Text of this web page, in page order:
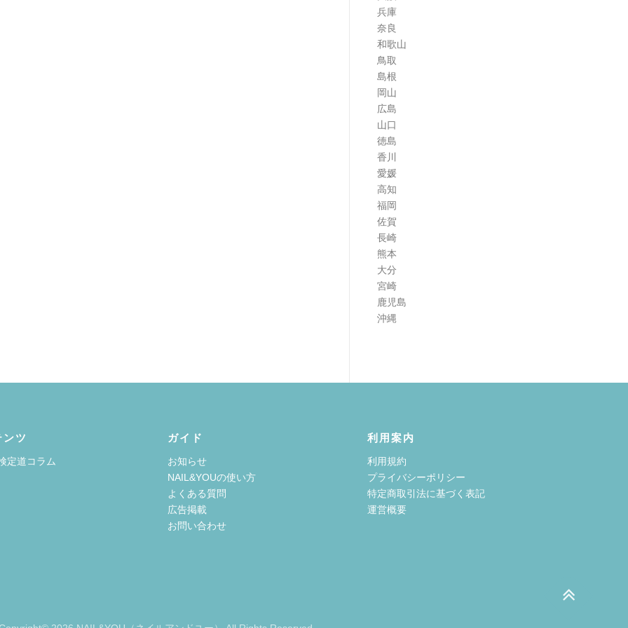
兵庫
奈良
和歌山
鳥取
島根
岡山
広島
山口
徳島
香川
愛媛
高知
福岡
佐賀
長崎
熊本
大分
宮崎
鹿児島
沖縄
ンツ
定道コラム
ガイド
お知らせ
NAIL&YOUの使い方
よくある質問
広告掲載
お問い合わせ
利用案内
利用規約
プライバシーポリシー
特定商取引法に基づく表記
運営概要